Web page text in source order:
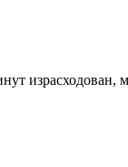
израсходован,